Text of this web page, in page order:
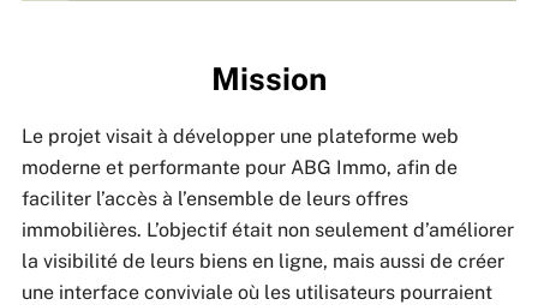
Mission
Le projet visait à développer une plateforme web
moderne et performante pour ABG Immo, afin de
faciliter l’accès à l’ensemble de leurs offres
immobilières. L’objectif était non seulement d’améliorer
la visibilité de leurs biens en ligne, mais aussi de créer
une interface conviviale où les utilisateurs pourraient